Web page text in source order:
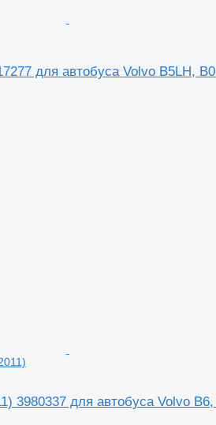
для автобуса Volvo B5LH,
3980337 для автобуса Volvo